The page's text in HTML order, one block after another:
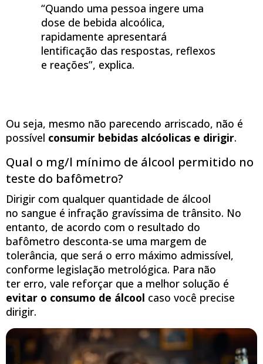
“Quando uma pessoa ingere uma
dose de bebida alcoólica,
rapidamente apresentará
lentificação das respostas, reflexos
e reações”, explica.
Ou seja, mesmo não parecendo arriscado, não é
possível consumir bebidas alcóolicas e dirigir.
Qual o mg/l mínimo de álcool permitido no
teste do bafômetro?
Dirigir com qualquer quantidade de álcool
no sangue é infração gravíssima de trânsito. No
entanto, de acordo com o resultado do
bafômetro desconta-se uma margem de
tolerância, que será o erro máximo admissível,
conforme legislação metrológica. Para não
ter erro, vale reforçar que a melhor solução é
evitar o consumo de álcool caso você precise
dirigir.